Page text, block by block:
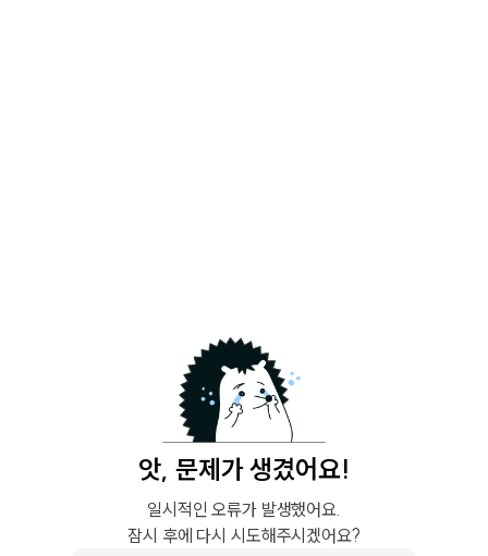
앗, 문제가 생겼어요!
일시적인 오류가 발생했어요.
잠시 후에 다시 시도해주시겠어요?